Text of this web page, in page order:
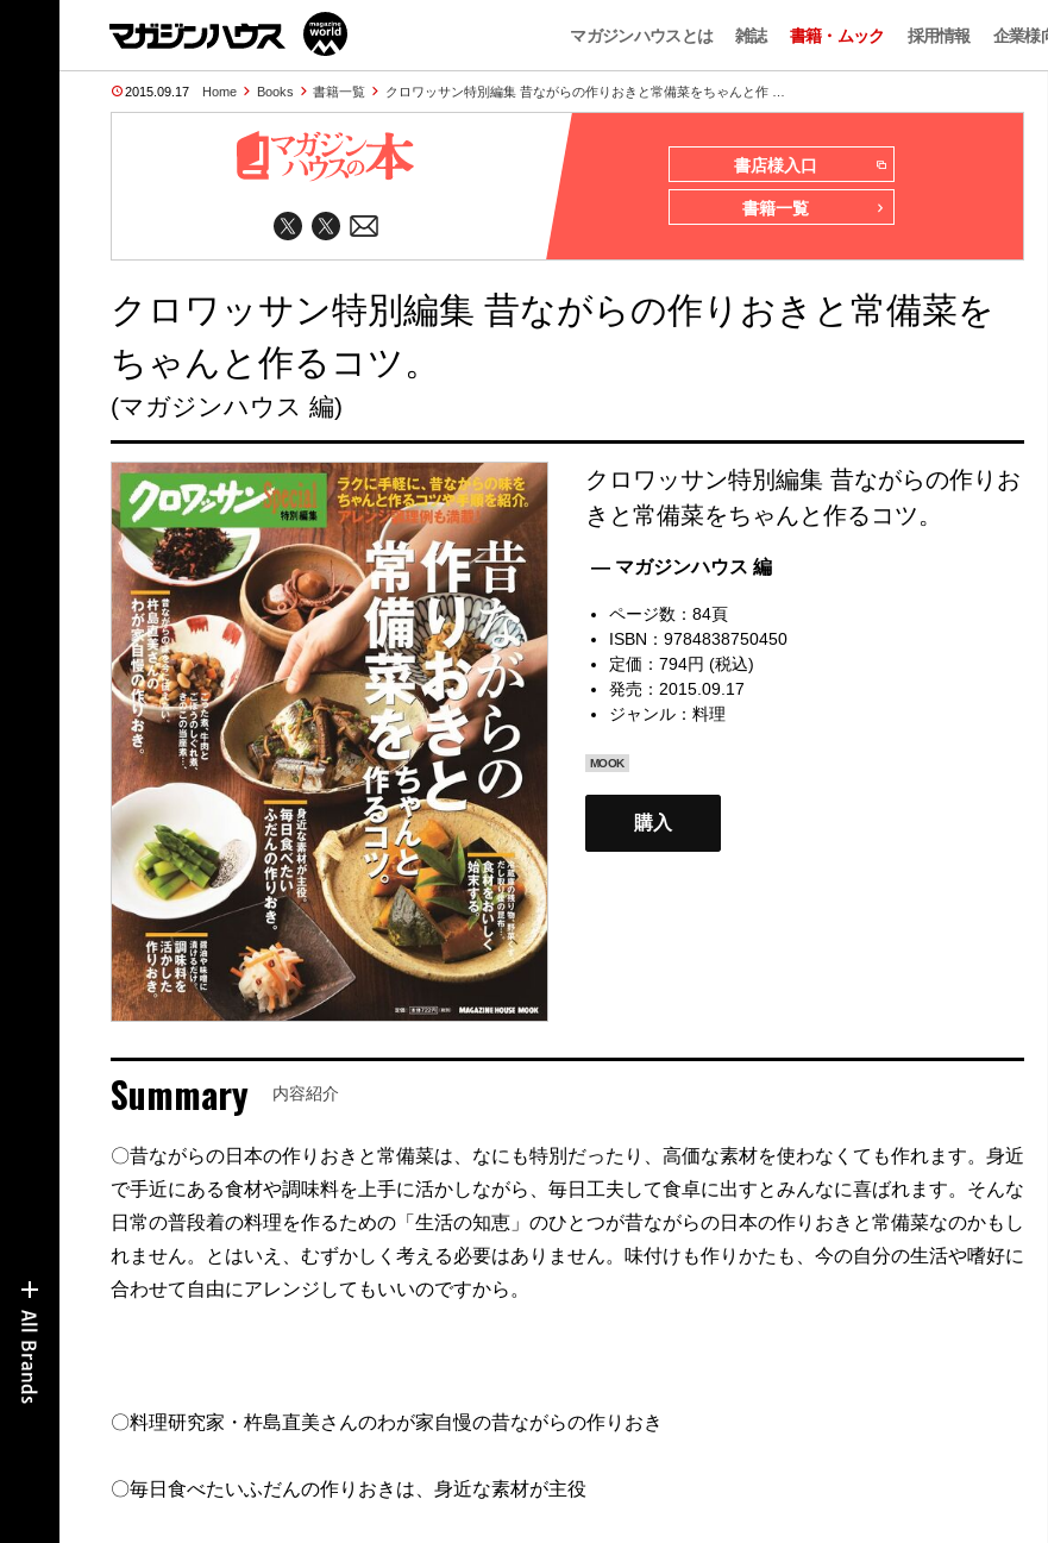
マガジンハウスとは 雑誌 書籍・ムック 採用情報 企業様
2015.09.17 Home Books 書籍一覧 クロワッサン特別編集 昔ながらの作りおきと常備菜をちゃんと作 …
書店様入口
書籍一覧
クロワッサン特別編集 昔ながらの作りおきと常備菜を
ちゃんと作るコツ。
(マガジンハウス 編)
クロワッサン特別編集 昔ながらの作りお
きと常備菜をちゃんと作るコツ。
— マガジンハウス 編
ページ数：84頁
ISBN：9784838750450
定価：794円 (税込)
発売：2015.09.17
ジャンル： 料理
MOOK
購入
Summary 内容紹介
〇昔ながらの日本の作りおきと常備菜は、なにも特別だったり、高価な素材を使わなくても作れます。身近
で手近にある食材や調味料を上手に活かしながら、毎日工夫して食卓に出すとみんなに喜ばれます。そんな
日常の普段着の料理を作るための「生活の知恵」のひとつが昔ながらの日本の作りおきと常備菜なのかもし
れません。とはいえ、むずかしく考える必要はありません。味付けも作りかたも、今の自分の生活や嗜好に
合わせて自由にアレンジしてもいいのですから。
〇料理研究家・杵島直美さんのわが家自慢の昔ながらの作りおき
〇毎日食べたいふだんの作りおきは、身近な素材が主役